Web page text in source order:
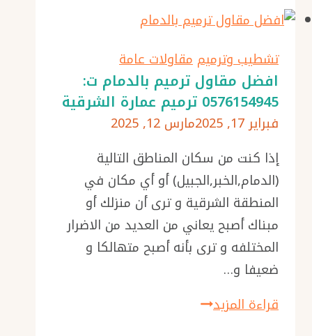
الجدران
الخبر
ت:
0576154945
معالجة
شروخ
الجدران
الجبيل
تشطيب وترميم مقاولات عامة
افضل مقاول ترميم بالدمام ت:
0576154945 ترميم عمارة الشرقية
فبراير 17, 2025
مارس 12, 2025
إذا كنت من سكان المناطق التالية
(الدمام,الخبر,الجبيل) أو أي مكان في
المنطقة الشرقية و ترى أن منزلك أو
مبناك أصبح يعاني من العديد من الاضرار
المختلفه و ترى بأنه أصبح متهالكا و
ضعيفا و…
قراءة المزيدافضل